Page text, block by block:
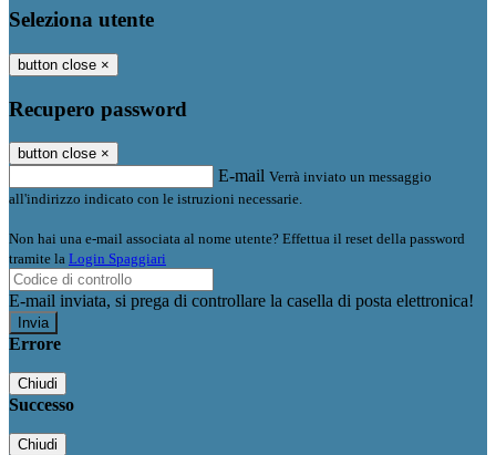
Seleziona utente
button close ×
Recupero password
button close ×
E-mail Verrà inviato un messaggio
all'indirizzo indicato con le istruzioni necessarie.
Non hai una e-mail associata al nome utente? Effettua il reset della password
tramite la Login Spaggiari
E-mail inviata, si prega di controllare la casella di posta elettronica!
Errore
Chiudi
Successo
Chiudi